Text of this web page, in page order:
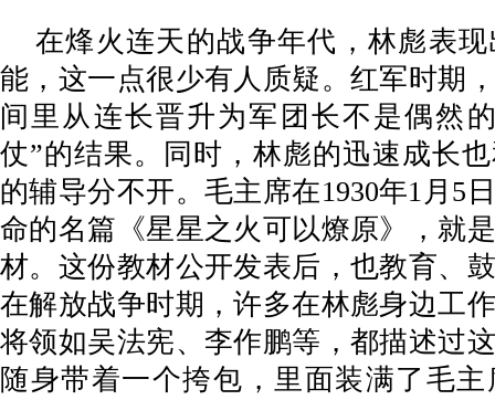
在烽火连天的战争年代，林彪表
能，这一点很少有人质疑。红军时期
间里从连长晋升为军团长不是偶然
仗”的结果。同时，林彪的迅速成长
的辅导分不开。毛主席在1930年1月5
命的名篇《星星之火可以燎原》，就
材。这份教材公开发表后，也教育、
在解放战争时期，许多在林彪身边工
将领如吴法宪、李作鹏等，都描述过
随身带着一个挎包，里面装满了毛